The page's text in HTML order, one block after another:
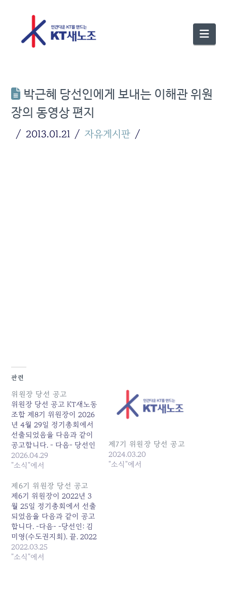
박근혜 당선인에게 보내는 이해관 위원
장의 동영상 편지
2013.01.21 자유게시판
관련
위원장 당선 공고
위원장 당선 공고 KT새노동
조합 제8기 위원장이 2026
년 4월 29일 정기총회에서
선출되었음을 다음과 같이
공고합니다. - 다음- 당선인
: 이호계 ( 수도권서부지회 )
2026년 4월 29일 KT새노
2026.04.29
"소식"에서
제7기 위원장 당선 공고
2024.03.20
"소식"에서
제6기 위원장 당선 공고
제6기 위원장이 2022년 3
월 25일 정기총회에서 선출
되었음을 다음과 같이 공고
합니다. -다음- -당선인: 김
미영(수도권지회). 끝. 2022
년 3월 25일 KT새노동조합
선거관리위원회
2022.03.25
"소식"에서